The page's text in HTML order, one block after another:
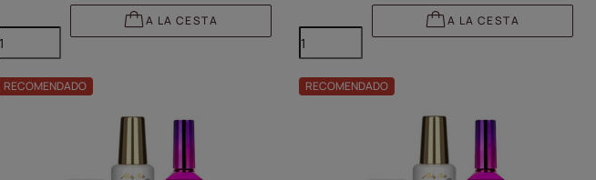
A LA CESTA A LA CESTA
RECOMENDADO RECOMENDADO